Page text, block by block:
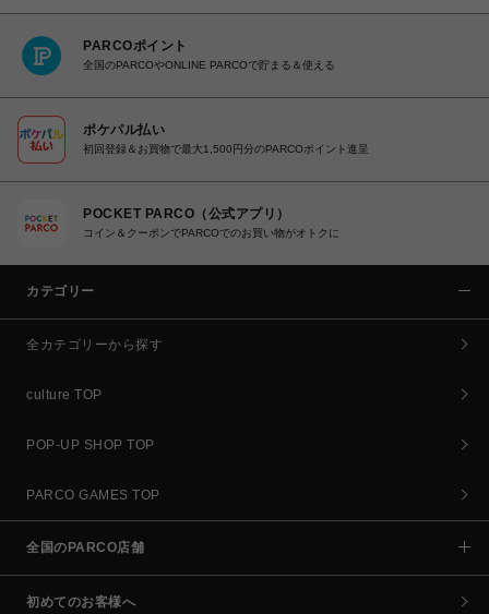
PARCOポイント
全国のPARCOやONLINE PARCOで貯まる＆使える
ポケパル払い
初回登録＆お買物で最大1,500円分のPARCOポイント進呈
POCKET PARCO（公式アプリ）
コイン＆クーポンでPARCOでのお買い物がオトクに
カテゴリー
全カテゴリーから探す
culture TOP
POP-UP SHOP TOP
PARCO GAMES TOP
全国のPARCO店舗
初めてのお客様へ